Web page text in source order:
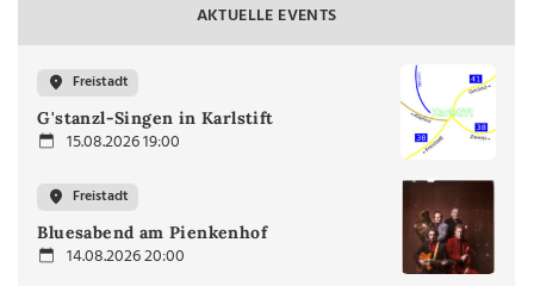
AKTUELLE EVENTS
Freistadt
G'stanzl-Singen in Karlstift
15.08.2026 19:00
Freistadt
Bluesabend am Pienkenhof
14.08.2026 20:00